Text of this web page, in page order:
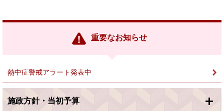
リ
重要なお知らせ
熱中症警戒アラート発表中
施政方針・当初予算